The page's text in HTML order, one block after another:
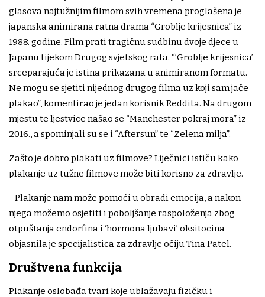
glasova najtužnijim filmom svih vremena proglašena je
japanska animirana ratna drama “Groblje krijesnica” iz
1988. godine. Film prati tragičnu sudbinu dvoje djece u
Japanu tijekom Drugog svjetskog rata. “’Groblje krijesnica’
srceparajuća je istina prikazana u animiranom formatu.
Ne mogu se sjetiti nijednog drugog filma uz koji sam jače
plakao”, komentirao je jedan korisnik Reddita. Na drugom
mjestu te ljestvice našao se “Manchester pokraj mora” iz
2016., a spominjali su se i “Aftersun” te “Zelena milja”.
Zašto je dobro plakati uz filmove? Liječnici ističu kako
plakanje uz tužne filmove može biti korisno za zdravlje.
- Plakanje nam može pomoći u obradi emocija, a nakon
njega možemo osjetiti i poboljšanje raspoloženja zbog
otpuštanja endorfina i ‘hormona ljubavi’ oksitocina -
objasnila je specijalistica za zdravlje očiju Tina Patel.
Društvena funkcija
Plakanje oslobađa tvari koje ublažavaju fizičku i